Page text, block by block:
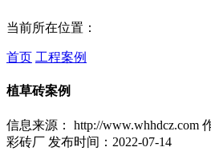
当前所在位置：
首页 工程案例
植草砖案例
信息来源： http://www.whhdcz.com
彩砖厂 发布时间：2022-07-14